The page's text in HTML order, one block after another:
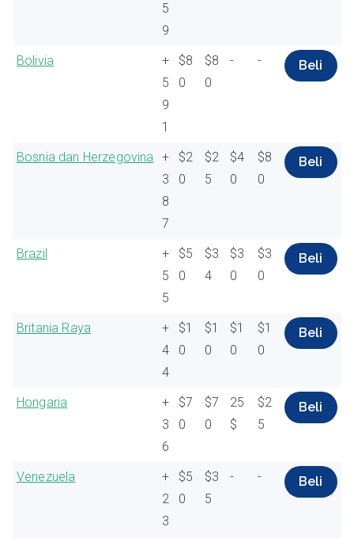
5
9
Bolivia
+
5
9
1
$8
0
$8
0
- - Beli
Bosnia dan Herzegovina +
3
8
7
$2
0
$2
5
$4
0
$8
0
Beli
Brazil
+
5
5
$5
0
$3
4
$3
0
$3
0
Beli
Britania Raya
+
4
4
$1
0
$1
0
$1
0
$1
0
Beli
Hongaria
+
3
6
$7
0
$7
0
25
$
$2
5
Beli
Venezuela
+
2
3
$5
0
$3
5
- - Beli